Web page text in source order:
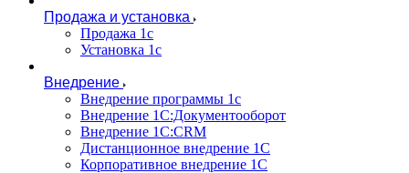
Продажа и установка
Продажа 1с
Установка 1с
Внедрение
Внедрение программы 1с
Внедрение 1С:Документооборот
Внедрение 1С:CRM
Дистанционное внедрение 1С
Корпоративное внедрение 1С